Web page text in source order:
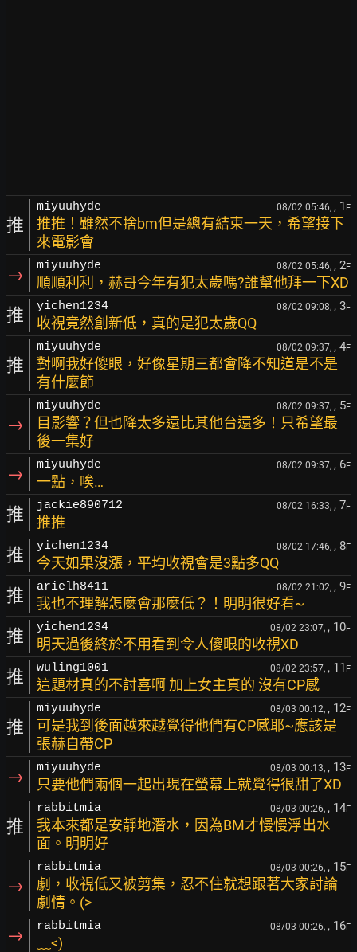
推
miyuuhyde 08/02 05:46, , 1 F
推推！雖然不捨bm但是總有結束一天，希望接下
來電影會
→ miyuuhyde 08/02 05:46, , 2F
順順利利，赫哥今年有犯太歲嗎?誰幫他拜一下XD
推 yichen1234 08/02 09:08, , 3F
收視竟然創新低，真的是犯太歲QQ
推
miyuuhyde 08/02 09:37, , 4F
對啊我好傻眼，好像星期三都會降不知道是不是
有什麼節
→
miyuuhyde 08/02 09:37, , 5F
目影響？但也降太多還比其他台還多！只希望最
後一集好
→ miyuuhyde 08/02 09:37, , 6F
一點，唉…
推 jackie890712 08/02 16:33, , 7F
推推
推 yichen1234 08/02 17:46, , 8F
今天如果沒漲，平均收視會是3點多QQ
推 arielh8411 08/02 21:02, , 9F
我也不理解怎麼會那麼低？！明明很好看~
推 yichen1234 08/02 23:07, , 10F
明天過後終於不用看到令人傻眼的收視XD
推 wuling1001 08/02 23:57, , 11 F
這題材真的不討喜啊 加上女主真的 沒有CP感
推
miyuuhyde 08/03 00:12, , 12F
可是我到後面越來越覺得他們有CP感耶~應該是
張赫自帶CP
→ miyuuhyde 08/03 00:13, , 13F
只要他們兩個一起出現在螢幕上就覺得很甜了XD
推
rabbitmia 08/03 00:26, , 14F
我本來都是安靜地潛水，因為BM才慢慢浮出水
面。明明好
→
rabbitmia 08/03 00:26, , 15F
劇，收視低又被剪集，忍不住就想跟著大家討論
劇情。(>
→ rabbitmia 08/03 00:26, , 16F
﹏<)